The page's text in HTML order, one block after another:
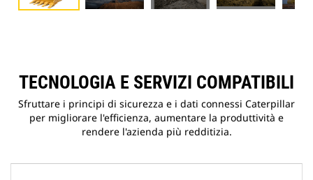
TECNOLOGIA E SERVIZI COMPATIBILI
Sfruttare i principi di sicurezza e i dati connessi Caterpillar
per migliorare l'efficienza, aumentare la produttività e
rendere l'azienda più redditizia.